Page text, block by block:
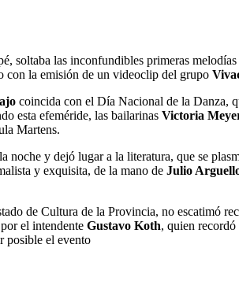
soltaba las inconfundibles primeras
con la emisión de un videoclip del grupo
coincida con el Día Nacional de la Danza,
esta efeméride, las bailarinas Victoria
Martens.
y dejó lugar a la literatura, que se
y exquisita, de la mano de Julio
de Cultura de la Provincia, no escatimó
el intendente Gustavo Koth, quien
posible el evento